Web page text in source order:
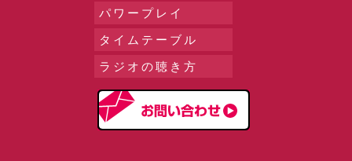
パワープレイ
タイムテーブル
ラジオの聴き方